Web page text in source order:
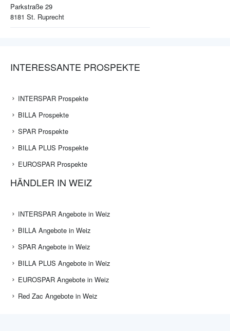
Parkstraße 29
8181 St. Ruprecht
INTERESSANTE PROSPEKTE
INTERSPAR Prospekte
BILLA Prospekte
SPAR Prospekte
BILLA PLUS Prospekte
EUROSPAR Prospekte
HÄNDLER IN WEIZ
INTERSPAR Angebote in Weiz
BILLA Angebote in Weiz
SPAR Angebote in Weiz
BILLA PLUS Angebote in Weiz
EUROSPAR Angebote in Weiz
Red Zac Angebote in Weiz